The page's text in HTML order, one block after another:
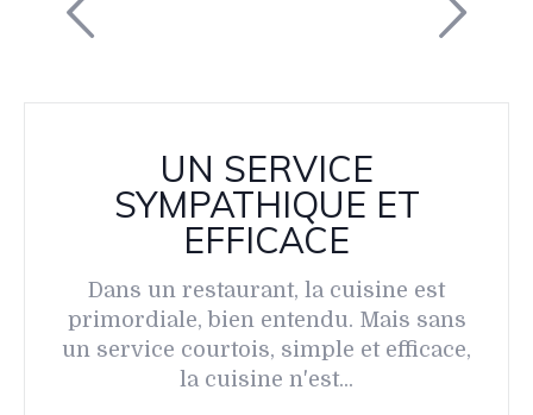
UN SERVICE
SYMPATHIQUE ET
EFFICACE
Dans un restaurant, la cuisine est
primordiale, bien entendu. Mais sans
un service courtois, simple et efficace,
la cuisine n'est...